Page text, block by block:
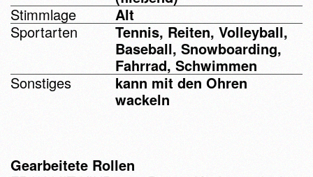
Stimmlage
Alt
Sportarten
Tennis, Reiten, Volleyball,
Baseball, Snowboarding,
Fahrrad, Schwimmen
Sonstiges
kann mit den Ohren
wackeln
Gearbeitete Rollen